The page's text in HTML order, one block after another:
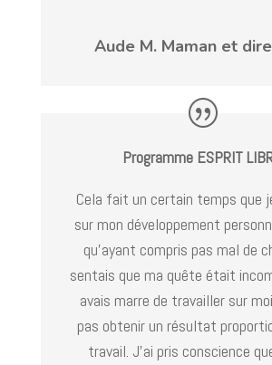
Aude M. Maman et
Programme ESPRIT
Cela fait un certain temps que
sur mon développement
qu’ayant compris pas mal de
sentais que ma quête était
avais marre de travailler sur
pas obtenir un résultat
travail. J’ai pris conscience